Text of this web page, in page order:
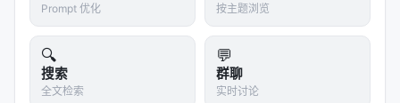
Prompt 优化 按主题浏览
🔍
搜索
全文检索
💬
群聊
实时讨论